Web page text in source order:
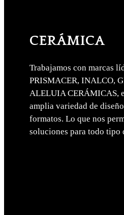
CERÁMICA
Trabajamos con marcas
PRISMACER, INALCO,
ALELUIA CERÁMICAS,
amplia variedad de
formatos. Lo que nos
soluciones para todo tipo